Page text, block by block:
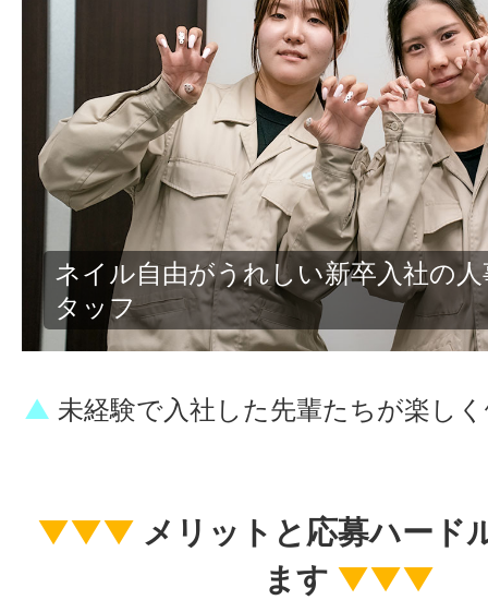
快適な休憩室でくつろぐ20代の若
▲ 未経験で入社した先輩たちが楽し
▼▼▼ メリットと応募ハード
ます ▼▼▼